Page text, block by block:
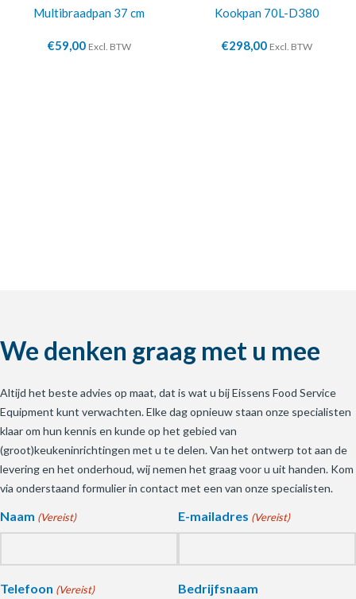
Multibraadpan 37 cm
€59,00 Excl. BTW
Kookpan 70L-D380
€298,00 Excl. BTW
We denken graag met u mee
Altijd het beste advies op maat, dat is wat u bij Eissens Food Service
Equipment kunt verwachten. Elke dag opnieuw staan onze specialisten
klaar om hun kennis en kunde op het gebied van
(groot)keukeninrichtingen met u te delen. Van het ontwerp tot aan de
levering en het onderhoud, wij nemen het graag voor u uit handen. Kom
via onderstaand formulier in contact met een van onze specialisten.
Naam (Vereist) E-mailadres (Vereist)
Telefoon (Vereist) Bedrijfsnaam